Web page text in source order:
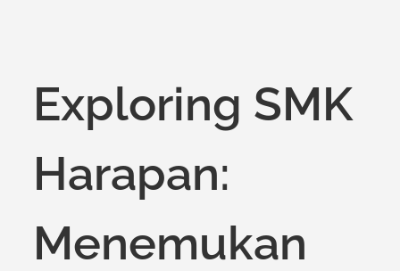
Exploring SMK
Harapan:
Menemukan